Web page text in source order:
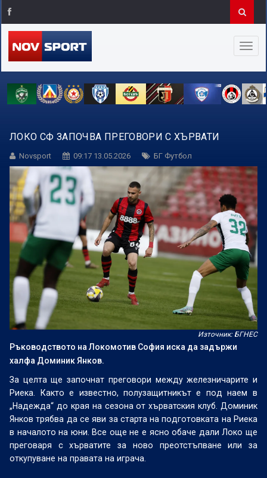
ЛОКО СФ ЗАПОЧВА ПРЕГОВОРИ С ХЪРВАТИ
Novsport 09:17 13.05.2026 БГ Футбол
Източник: БГНЕС
Ръководството на Локомотив София иска да задържи
халфа Доминик Янков.
За целта ще започнат преговори между железничарите и
Риека. Както е известно, полузащитникът е под наем в
„Надежда“ до края на сезона от хърватския клуб. Доминик
Янков трябва да се яви за старта на подготовката на Риека
в началото на юни. Все още не е ясно обаче дали Локо ще
преговаря с хърватите за ново преотстъпване или за
откупуване на правата на играча.